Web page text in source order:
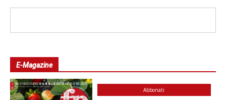
E-Magazine
Abbonati